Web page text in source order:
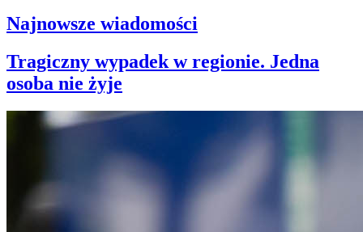
Najnowsze wiadomości
Tragiczny wypadek w regionie. Jedna
osoba nie żyje